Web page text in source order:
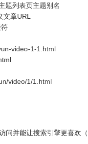
题列表页主题别名
章URL
video-1-1.html
video/1/1.html
问并能让搜索引擎更喜欢（